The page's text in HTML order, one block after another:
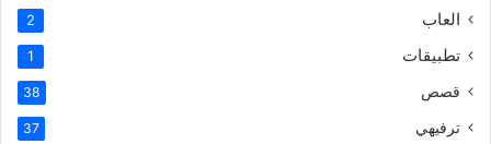
العاب 2
تطبيقات 1
قصص 38
ترفيهي 37